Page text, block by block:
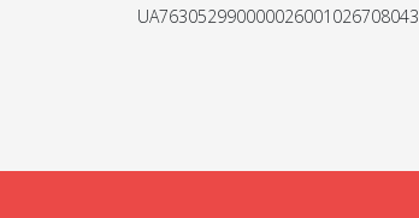
UA763052990000026001026708043